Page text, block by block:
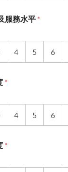
服務水平 *
4 5 6
*
4 5 6
*